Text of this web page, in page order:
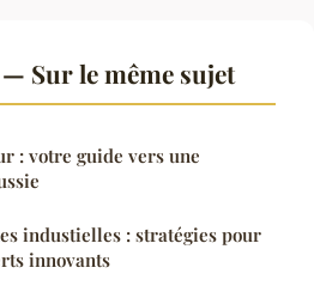
Sur le même sujet
: votre guide vers une
industielles : stratégies pour
innovants